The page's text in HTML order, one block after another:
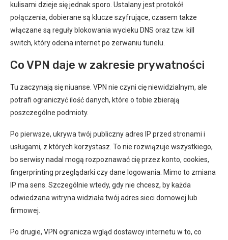
kulisami dzieje się jednak sporo. Ustalany jest protokół
połączenia, dobierane są klucze szyfrujące, czasem także
włączane są reguły blokowania wycieku DNS oraz tzw. kill
switch, który odcina internet po zerwaniu tunelu.
Co VPN daje w zakresie prywatności
Tu zaczynają się niuanse. VPN nie czyni cię niewidzialnym, ale
potrafi ograniczyć ilość danych, które o tobie zbierają
poszczególne podmioty.
Po pierwsze, ukrywa twój publiczny adres IP przed stronami i
usługami, z których korzystasz. To nie rozwiązuje wszystkiego,
bo serwisy nadal mogą rozpoznawać cię przez konto, cookies,
fingerprinting przeglądarki czy dane logowania. Mimo to zmiana
IP ma sens. Szczególnie wtedy, gdy nie chcesz, by każda
odwiedzana witryna widziała twój adres sieci domowej lub
firmowej.
Po drugie, VPN ogranicza wgląd dostawcy internetu w to, co